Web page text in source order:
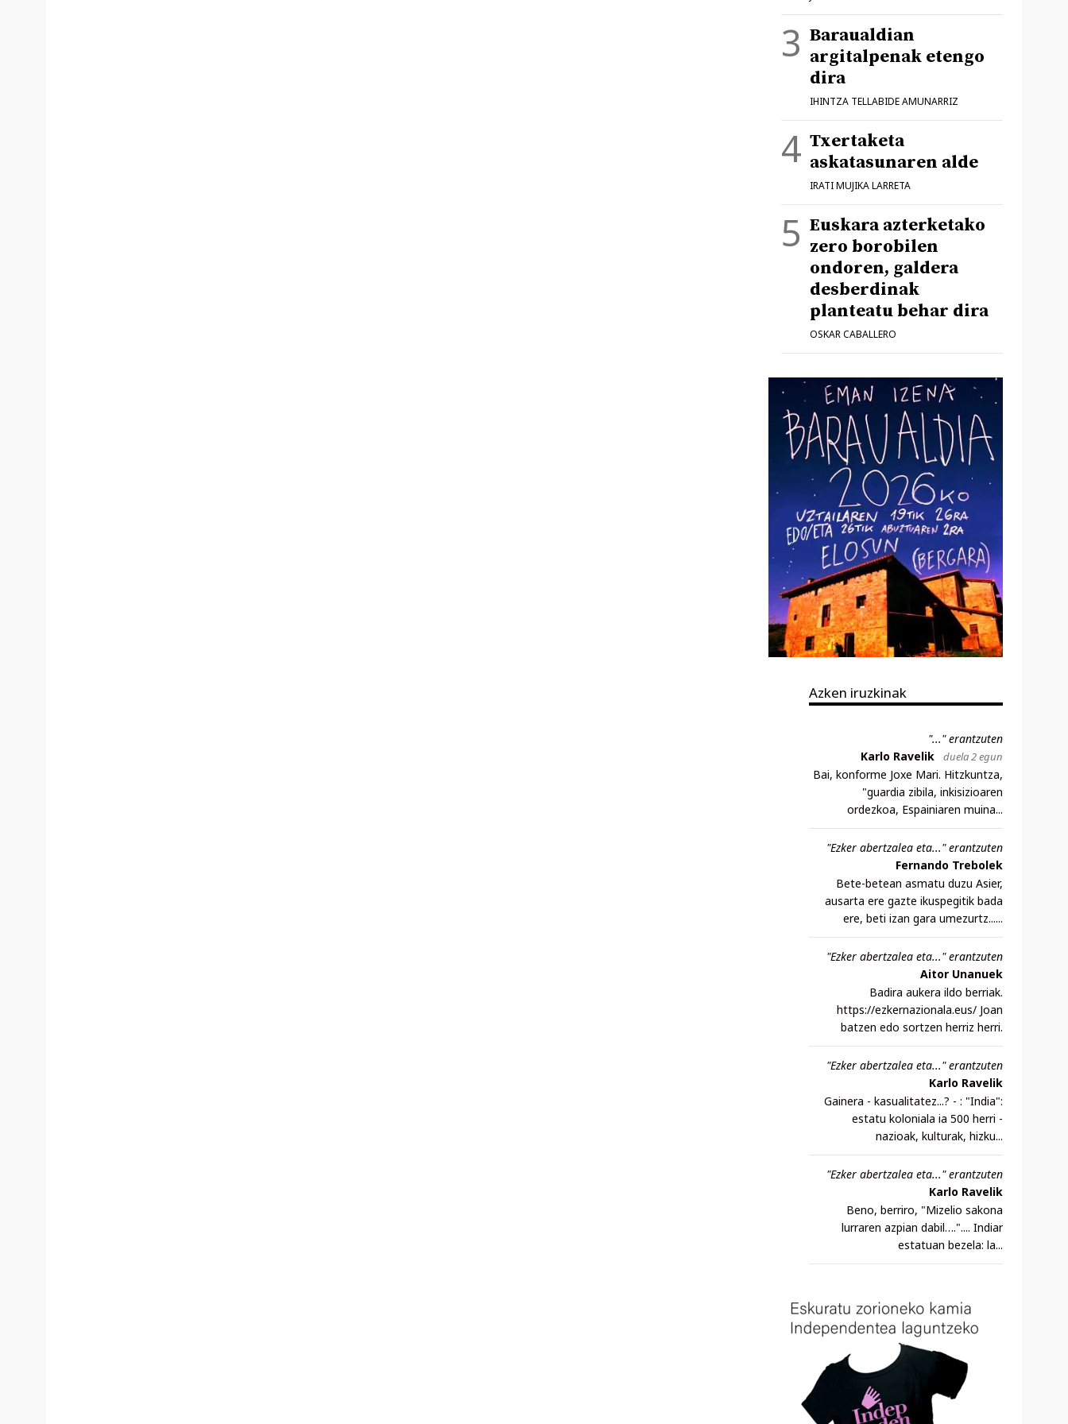
Baraualdian
argitalpenak etengo
dira
IHINTZA TELLABIDE AMUNARRIZ
Txertaketa
askatasunaren alde
IRATI MUJIKA LARRETA
Euskara azterketako
zero borobilen
ondoren, galdera
desberdinak
planteatu behar dira
OSKAR CABALLERO
Azken iruzkinak
"..." erantzuten
Karlo Ravelik
duela 2 egun
Bai, konforme Joxe Mari. Hitzkuntza,
"guardia zibila, inkisizioaren
ordezkoa, Espainiaren muina...
"Ezker abertzalea eta..." erantzuten
Fernando Trebolek
Bete-betean asmatu duzu Asier,
ausarta ere gazte ikuspegitik bada
ere, beti izan gara umezurtz......
"Ezker abertzalea eta..." erantzuten
Aitor Unanuek
Badira aukera ildo berriak.
https://ezkernazionala.eus/ Joan
batzen edo sortzen herriz herri.
"Ezker abertzalea eta..." erantzuten
Karlo Ravelik
Gainera - kasualitatez...? - : "India":
estatu koloniala ia 500 herri -
nazioak, kulturak, hizku...
"Ezker abertzalea eta..." erantzuten
Karlo Ravelik
Beno, berriro, "Mizelio sakona
lurraren azpian dabil….".... Indiar
estatuan bezela: la...